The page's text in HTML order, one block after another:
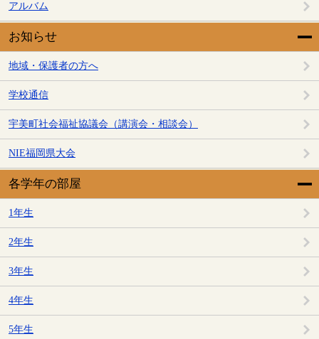
アルバム
お知らせ
地域・保護者の方へ
学校通信
宇美町社会福祉協議会（講演会・相談会）
NIE福岡県大会
各学年の部屋
1年生
2年生
3年生
4年生
5年生